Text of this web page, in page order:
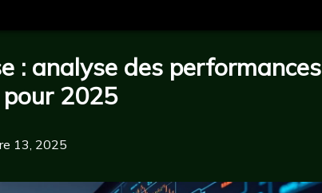
: analyse des performances
2025
13, 2025